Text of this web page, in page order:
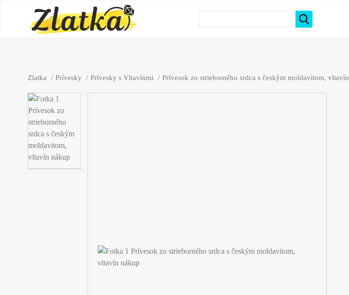
Zlatka Prívesky Prívesky s Vltavínmi Prívesok zo strieborného srdca s českým moldavitom, vltavín